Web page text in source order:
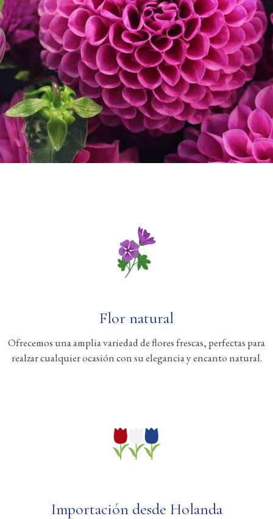
Flor natural
Ofrecemos una amplia variedad de flores frescas, perfectas para
realzar cualquier ocasión con su elegancia y encanto natural.
Importación desde Holanda